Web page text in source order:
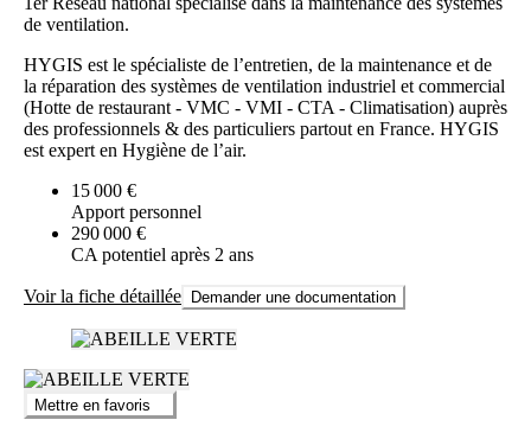
de ventilation.
HYGIS est le spécialiste de l’entretien, de la maintenance et de
la réparation des systèmes de ventilation industriel et commercial
(Hotte de restaurant - VMC - VMI - CTA - Climatisation) auprès
des professionnels & des particuliers partout en France. HYGIS
est expert en Hygiène de l’air.
15 000 €
Apport personnel
290 000 €
CA potentiel après 2 ans
Voir la fiche détaillée Demander une documentation
Mettre en favoris